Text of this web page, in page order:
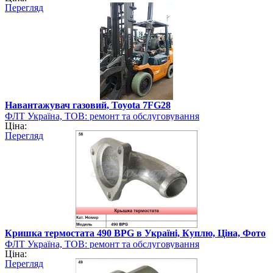
Перегляд
Навантажувач газовий, Toyota 7FG28
ФЛТ Україна, ТОВ: ремонт та обслуговування
навантажувально-розвантажувальної техніки
Ціна:
Перегляд
Кришка термостата 490 BPG в Україні, Куплю, Ціна, Фото
ФЛТ Україна, ТОВ: ремонт та обслуговування
навантажувально-розвантажувальної техніки
Ціна:
Перегляд